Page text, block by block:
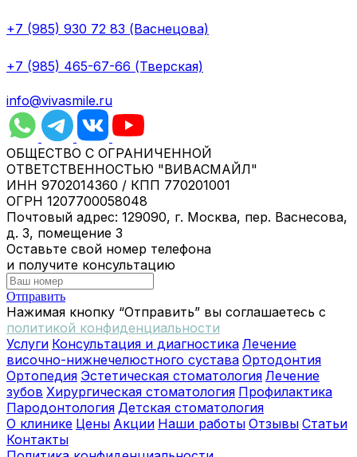
+7 (985) 930 72 83 (Васнецова)
+7 (985) 465-67-66 (Тверская)
info@vivasmile.ru
ОБЩЕСТВО С ОГРАНИЧЕННОЙ
ОТВЕТСТВЕННОСТЬЮ "ВИВАСМАЙЛ"
ИНН 9702014360 / КПП 770201001
ОГРН 1207700058048
Почтовый адрес: 129090, г. Москва, пер. Васнесова,
д. 3, помещение 3
Оставьте свой номер телефона
и получите консультацию
Отправить
Нажимая кнопку “Отправить” вы соглашаетесь с
политикой конфиденциальности
Услуги Консультация и диагностика Лечение
височно-нижнечелюстного сустава Ортодонтия
Ортопедия Эстетическая стоматология Лечение
зубов Хирургическая стоматология Профилактика
Пародонтология Детская стоматология
О клинике Цены Акции Наши работы Отзывы Статьи
Контакты